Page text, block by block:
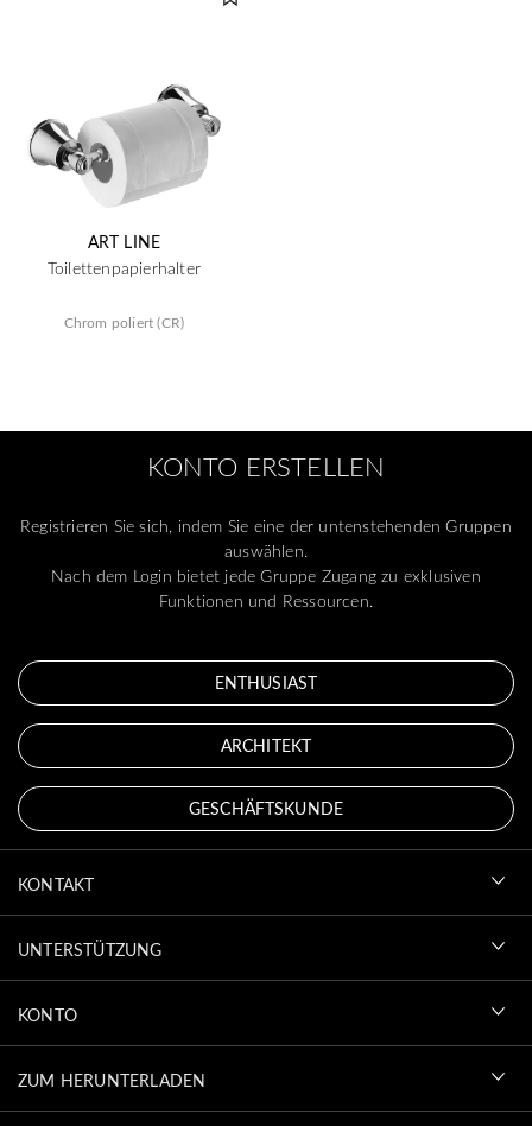
ART LINE
Toilettenpapierhalter
Chrom poliert (CR)
KONTO ERSTELLEN
Registrieren Sie sich, indem Sie eine der untenstehenden Gruppen
auswählen.
Nach dem Login bietet jede Gruppe Zugang zu exklusiven
Funktionen und Ressourcen.
ENTHUSIAST
ARCHITEKT
GESCHÄFTSKUNDE
KONTAKT
UNTERSTÜTZUNG
KONTO
ZUM HERUNTERLADEN